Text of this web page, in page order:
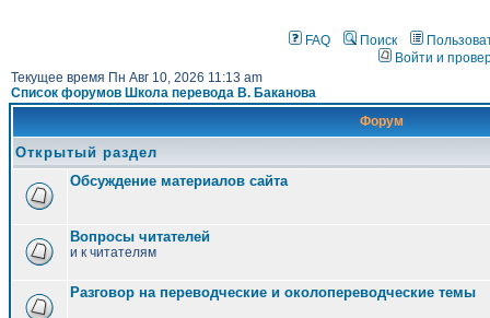
FAQ Поиск
Войти и
Текущее время Пн Авг 10, 2026 11:13 am
Список форумов Школа перевода В. Баканова
Форум
Открытый раздел
Обсуждение материалов сайта
Вопросы читателей
и к читателям
Разговор на переводческие и околопереводческие темы